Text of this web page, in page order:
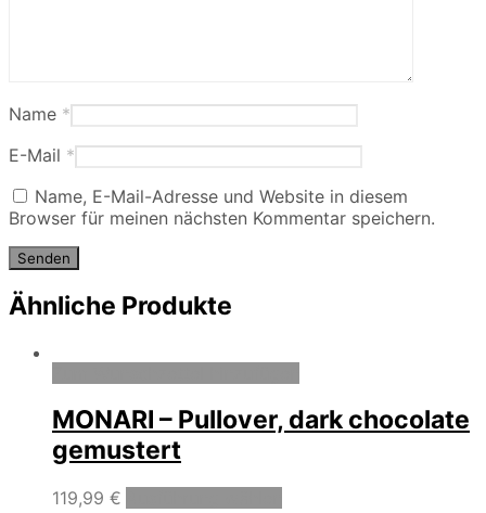
Name *
E-Mail *
Name, E-Mail-Adresse und Website in diesem
Browser für meinen nächsten Kommentar speichern.
Ähnliche Produkte
MONARI – Pullover, dark chocolate
gemustert
119,99 €